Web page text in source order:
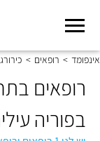
אינפומד > רופאים >
רופאים
בפוריה